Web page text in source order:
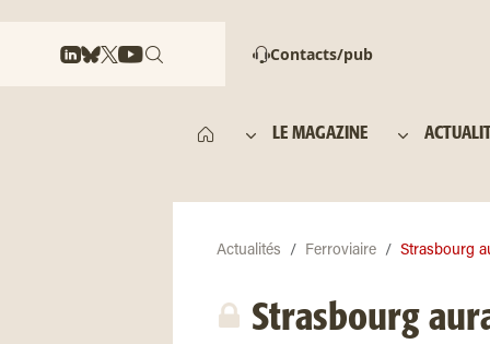
Contacts/pub
LE MAGAZINE
Actualités Ferroviaire Strasbourg
Strasbourg